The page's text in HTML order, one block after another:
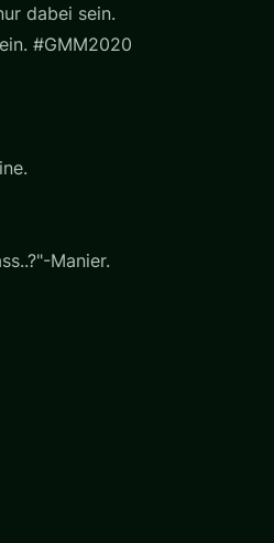
dabei sein.
#GMM2020
Manier.